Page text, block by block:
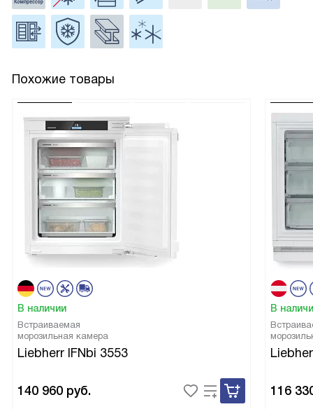
Похожие товары
В наличии
Встраиваемая
морозильная камера
Liebherr IFNbi 3553
140 960 руб.
В
116